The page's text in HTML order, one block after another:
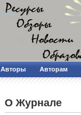
Авторы Авторам
О Журнале